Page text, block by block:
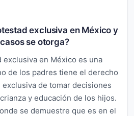
exclusiva en México y
se otorga?
exclusiva en México es una
de los padres tiene el derecho
de tomar decisiones
y educación de los hijos.
se demuestre que es en el